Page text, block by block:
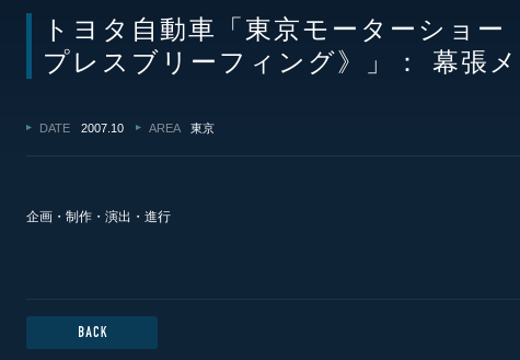
トヨタ自動車「東京モーターショ
プレスブリーフィング》」： 幕張
DATE 2007.10 AREA 東京
企画・制作・演出・進行